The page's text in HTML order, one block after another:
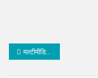
Post
मल्टीमीडिया प्रदर्शनी में युवाओं को जन कल्याणकारी योजनाओं की जानकारी दी